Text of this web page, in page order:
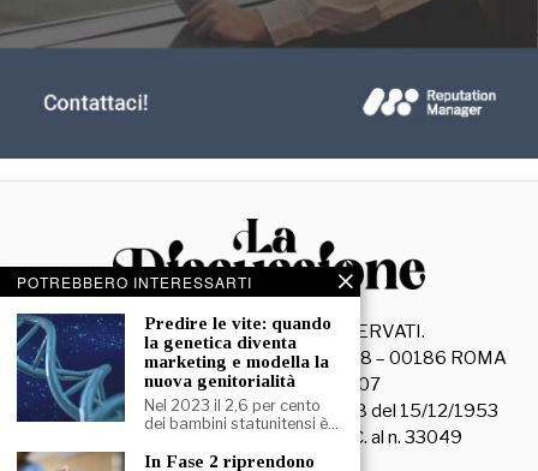
© 2026- TUTTI I DIRITTI RISERVATI.
La Discussione S.r.l. – Piazza Capranica, 78 – 00186 ROMA
C.F. e P. IVA 15045971007
Registrazione Tribunale di Roma n. 3628 del 15/12/1953
La società editrice è iscritta al R.O.C. al n. 33049
POTREBBERO INTERESSARTI
Predire le vite: quando
la genetica diventa
marketing e modella la
nuova genitorialità
Nel 2023 il 2,6 per cento
dei bambini statunitensi è…
In Fase 2 riprendono